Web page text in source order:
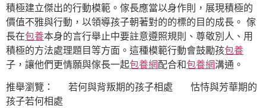
積極建立傑出的行動模範。傢長應當以身作則，展現積極的
價值不雅與行動，以領導孩子朝著對的的標的目的成長。 傢
長在包養本身的言行舉止中要註意遵照規則、尊敬別人、用
積極的方法處理題目等方面。這種模範行動會鼓勵孩包養
子，讓他們更情願與傢長一起包養網配合和包養網溝通。
推舉瀏覽： 若何與背叛期的孩子相處 怙恃與芳華期的
孩子若何相處